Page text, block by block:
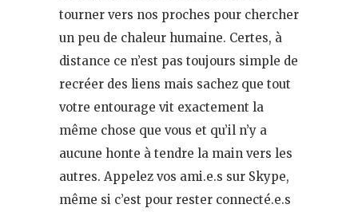
tourner vers nos proches pour chercher
un peu de chaleur humaine. Certes, à
distance ce n’est pas toujours simple de
recréer des liens mais sachez que tout
votre entourage vit exactement la
même chose que vous et qu’il n’y a
aucune honte à tendre la main vers les
autres. Appelez vos ami.e.s sur Skype,
même si c’est pour rester connecté.e.s